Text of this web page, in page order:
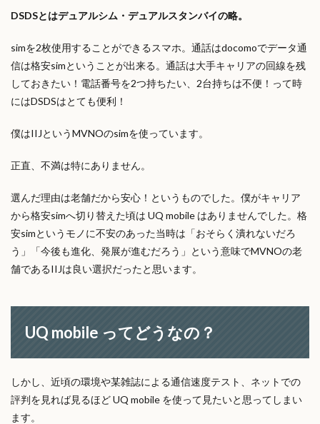
DSDSとはデュアルシム・デュアルスタンバイの略。
simを2枚使用することができるスマホ。通話はdocomoでデータ通
信は格安simということが出来る。通話は大手キャリアの回線を残
しておきたい！電話番号を2つ持ちたい、2台持ちは不便！って時
にはDSDSはとても便利！
僕はIIJというMVNOのsimを使っています。
正直、不満は特にありません。
選んだ理由は老舗だから安心！というものでした。僕がキャリア
から格安simへ切り替えた頃は UQ mobile はありませんでした。格
安simというモノに不安のあった当時は「おそらく潰れないだろ
う」「今後も進化、発展が進むだろう」という意味でMVNOの老
舗であるIIJは良い選択だったと思います。
UQ mobile ってどうなの？
しかし、近頃の環境や某雑誌による通信速度テスト、ネットでの
評判を見れば見るほど UQ mobile を使って見たいと思ってしまい
ます。